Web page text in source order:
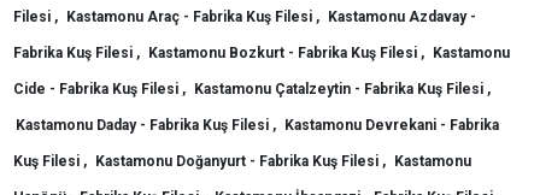
Filesi , Kastamonu Araç - Fabrika Kuş Filesi , Kastamonu Azdavay -
Fabrika Kuş Filesi , Kastamonu Bozkurt - Fabrika Kuş Filesi , Kastamonu
Cide - Fabrika Kuş Filesi , Kastamonu Çatalzeytin - Fabrika Kuş Filesi ,
Kastamonu Daday - Fabrika Kuş Filesi , Kastamonu Devrekani - Fabrika
Kuş Filesi , Kastamonu Doğanyurt - Fabrika Kuş Filesi , Kastamonu